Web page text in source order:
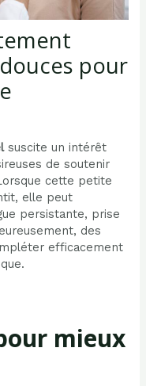
pour
suscite un intérêt
de soutenir
cette petite
elle peut
persistante, prise
des
efficacement
mieux